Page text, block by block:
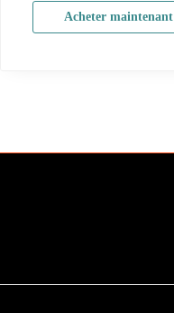
Acheter maintenant